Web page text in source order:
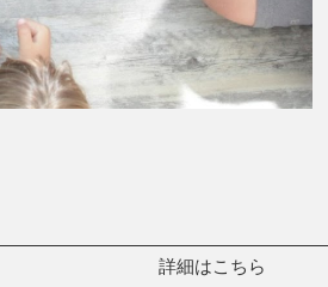
詳細はこちら